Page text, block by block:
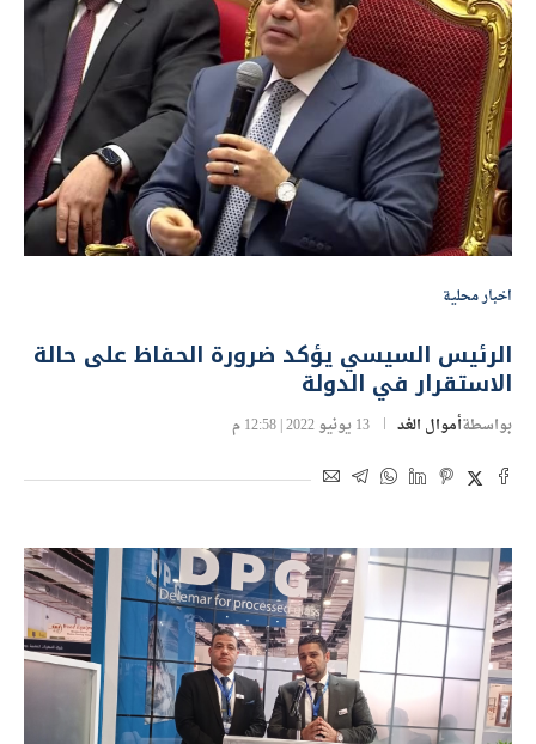
اخبار محلية
الرئيس السيسي يؤكد ضرورة الحفاظ على حالة
الاستقرار في الدولة
بواسطةأموال الغد 13 يونيو 2022 | 12:58 م